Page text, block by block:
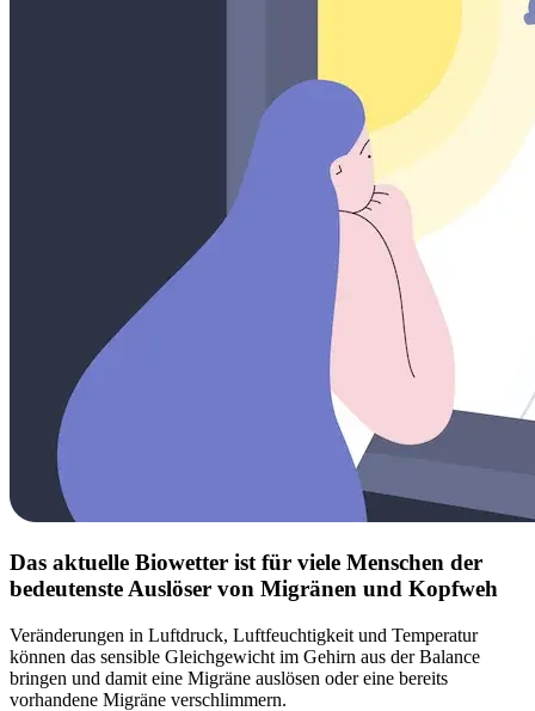
Das aktuelle Biowetter ist für viele Menschen der
bedeutenste Auslöser von Migränen und Kopfweh
Veränderungen in Luftdruck, Luftfeuchtigkeit und Temperatur
können das sensible Gleichgewicht im Gehirn aus der Balance
bringen und damit eine Migräne auslösen oder eine bereits
vorhandene Migräne verschlimmern.